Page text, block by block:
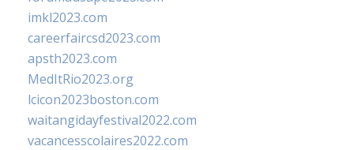
imkl2023.com
careerfaircsd2023.com
apsth2023.com
MedItRio2023.org
lcicon2023boston.com
waitangidayfestival2022.com
vacancesscolaires2022.com